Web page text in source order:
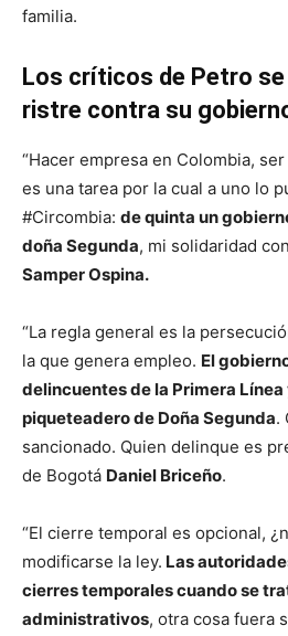
familia.
Los críticos de Petro
ristre contra su
“Hacer empresa en Colombia,
es una tarea por la cual a uno lo
#Circombia: de quinta un
doña Segunda, mi solidaridad
Samper Ospina.
“La regla general es la
la que genera empleo. El
delincuentes de la Primera Línea
piqueteadero de Doña Segunda.
sancionado. Quien delinque es
de Bogotá Daniel Briceño.
“El cierre temporal es opcional,
modificarse la ley. Las
cierres temporales cuando se
administrativos, otra cosa fuera